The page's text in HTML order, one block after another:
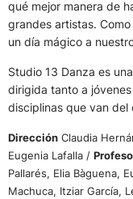
qué mejor manera de
grandes artistas.
un día mágico a
Studio 13 Danza es
dirigida tanto a
disciplinas que van del
Dirección Claudia
Eugenia Lafalla /
Pallarés, Elia Bàguena,
Machuca, Itziar García,